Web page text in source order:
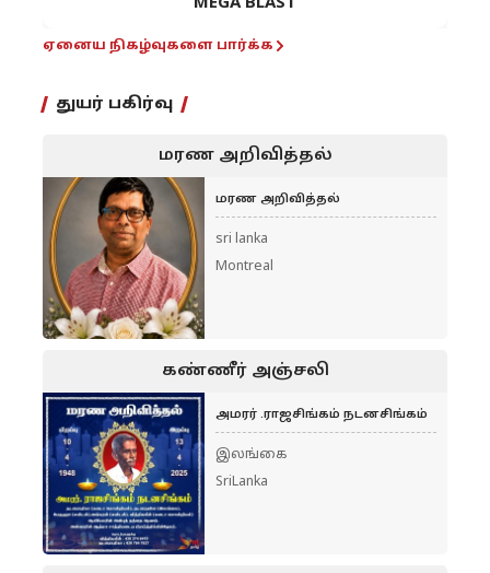
ஏனைய நிகழ்வுகளை பார்க்க
துயர் பகிர்வு
மரண அறிவித்தல்
மரண அறிவித்தல்
sri lanka
Montreal
கண்ணீர் அஞ்சலி
அமரர் .ராஜசிங்கம் நடனசிங்கம்
இலங்கை
SriLanka